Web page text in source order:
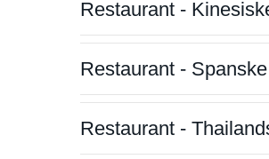
Restaurant -
Restaurant -
Restaurant -